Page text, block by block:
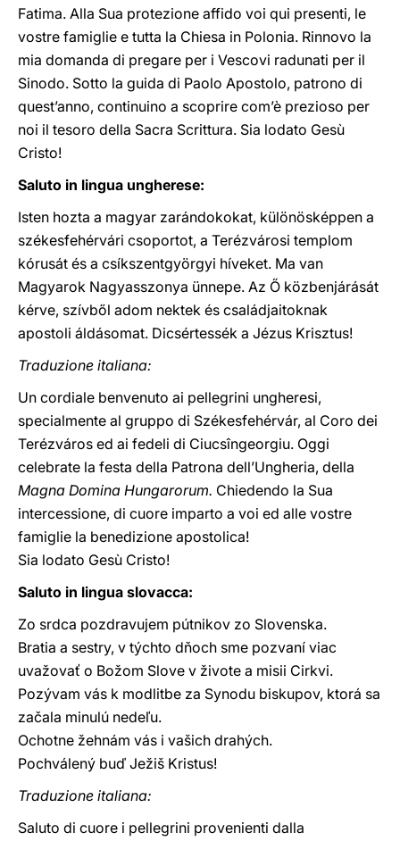
Fatima. Alla Sua protezione affido voi qui presenti, le
vostre famiglie e tutta la Chiesa in Polonia. Rinnovo la
mia domanda di pregare per i Vescovi radunati per il
Sinodo. Sotto la guida di Paolo Apostolo, patrono di
quest’anno, continuino a scoprire com’è prezioso per
noi il tesoro della Sacra Scrittura. Sia lodato Gesù
Cristo!
Saluto in lingua ungherese:
Isten hozta a magyar zarándokokat, különösképpen a
székesfehérvári csoportot, a Terézvárosi templom
kórusát és a csíkszentgyörgyi híveket. Ma van
Magyarok Nagyasszonya ünnepe. Az Ő közbenjárását
kérve, szívből adom nektek és családjaitoknak
apostoli áldásomat. Dicsértessék a Jézus Krisztus!
Traduzione italiana:
Un cordiale benvenuto ai pellegrini ungheresi,
specialmente al gruppo di Székesfehérvár, al Coro dei
Terézváros ed ai fedeli di Ciucsîngeorgiu. Oggi
celebrate la festa della Patrona dell’Ungheria, della
Magna Domina Hungarorum. Chiedendo la Sua
intercessione, di cuore imparto a voi ed alle vostre
famiglie la benedizione apostolica!
Sia lodato Gesù Cristo!
Saluto in lingua slovacca:
Zo srdca pozdravujem pútnikov zo Slovenska.
Bratia a sestry, v týchto dňoch sme pozvaní viac
uvažovať o Božom Slove v živote a misii Cirkvi.
Pozývam vás k modlitbe za Synodu biskupov, ktorá sa
začala minulú nedeľu.
Ochotne žehnám vás i vašich drahých.
Pochválený buď Ježiš Kristus!
Traduzione italiana:
Saluto di cuore i pellegrini provenienti dalla